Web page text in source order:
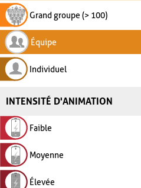
Grand groupe (> 100)
Équipe
Individuel
INTENSITÉ D'ANIMATION
Faible
Moyenne
Élevée